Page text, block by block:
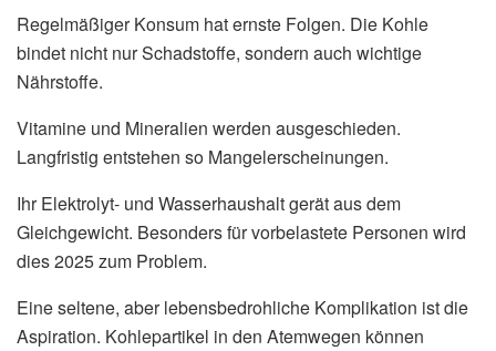
Regelmäßiger Konsum hat ernste Folgen. Die Kohle
bindet nicht nur Schadstoffe, sondern auch wichtige
Nährstoffe.
Vitamine und Mineralien werden ausgeschieden.
Langfristig entstehen so Mangelerscheinungen.
Ihr Elektrolyt- und Wasserhaushalt gerät aus dem
Gleichgewicht. Besonders für vorbelastete Personen wird
dies 2025 zum Problem.
Eine seltene, aber lebensbedrohliche Komplikation ist die
Aspiration. Kohlepartikel in den Atemwegen können